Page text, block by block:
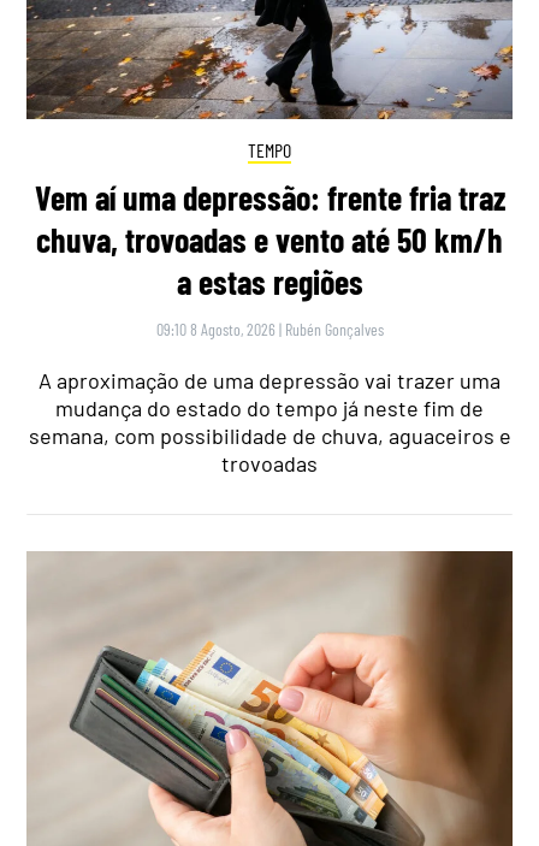
TEMPO
Vem aí uma depressão: frente fria traz
chuva, trovoadas e vento até 50 km/h
a estas regiões
09:10 8 Agosto, 2026 | Rubén Gonçalves
A aproximação de uma depressão vai trazer uma
mudança do estado do tempo já neste fim de
semana, com possibilidade de chuva, aguaceiros e
trovoadas